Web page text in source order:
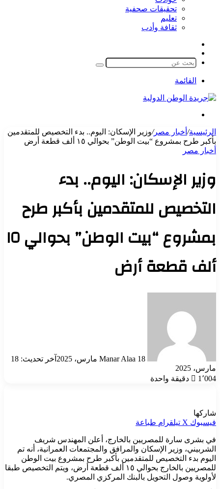
تحقيقات صحفية
تعليم
ثقافة وأدب
المظلم
بحث
القائمة
الرئيسية/ أخبار مصر/وزير الإسكان: اليوم.. بدء التخصيص للمتقدمين
بأكبر طرح بمشروع “بيت الوطن” بحوالي ١٥ ألف قطعة أرض
أخبار مصر
وزير الإسكان: اليوم.. بدء
التخصيص للمتقدمين بأكبر طرح
بمشروع “بيت الوطن” بحوالي ١٥
ألف قطعة أرض
Manar Alaa 18 مارس، 2025
آخر تحديث: 18
مارس، 2025
1٬004
دقيقة واحدة
شاركها
فيسبوك ‫X تيلقرام طباعة
في بشرى سارة للمصريين بالخارج، أعلن المهندس شريف
الشربيني، وزير الإسكان والمرافق والمجتمعات العمرانية، أنه تم
اليوم بدء التخصيص للمتقدمين بأكبر طرح بمشروع بيت الوطن
للمصريين بالخارج بحوالي ١٥ ألف قطعة أرض، ويتم التخصيص طبقا
لأولوية وصول التحويل بالبنك المركزي المصري.